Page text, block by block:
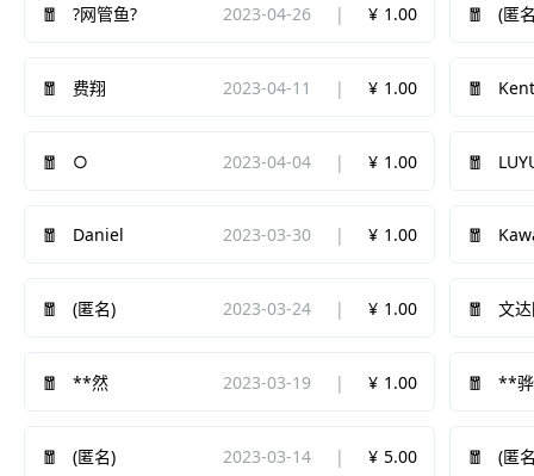
?网管鱼? 2023-04-26 1.00 (匿
费翔 2023-04-11 1.00
○ 2023-04-04 1.00
Daniel 2023-03-30 1.00
(匿名) 2023-03-24 1.00 文
**然 2023-03-19 1.00 **骅
(匿名) 2023-03-14 5.00 (匿